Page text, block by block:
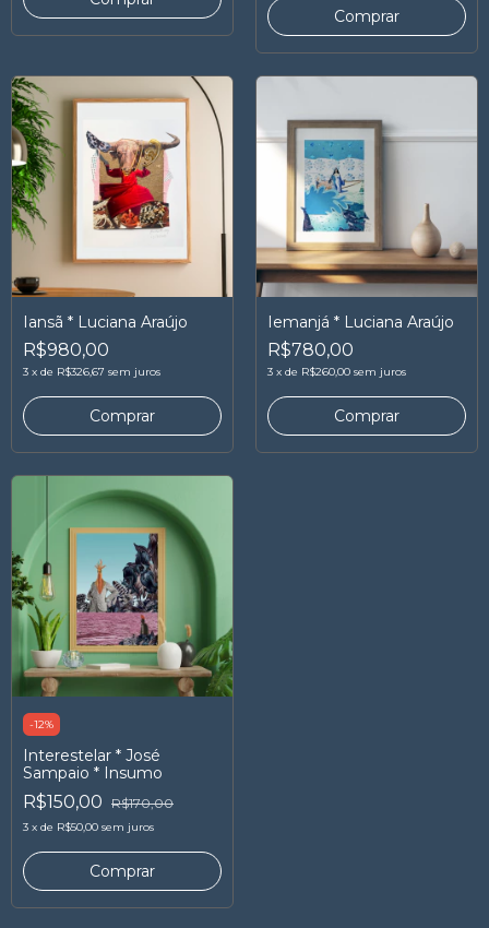
Iansã * Luciana Araújo
R$980,00
3 x de R$326,67 sem juros
Iemanjá * Luciana Araújo
R$780,00
3 x de R$260,00 sem juros
-12%
Interestelar * José
Sampaio * Insumo
R$150,00 R$170,00
3 x de R$50,00 sem juros
Comprar